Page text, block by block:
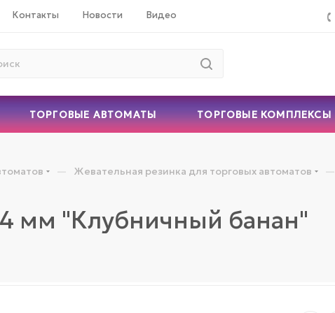
Контакты Новости Видео
ТОРГОВЫЕ АВТОМАТЫ ТОРГОВЫЕ КОМПЛЕКСЫ
— Жевательная резинка для торговых автоматов —
мм "Клубничный банан"